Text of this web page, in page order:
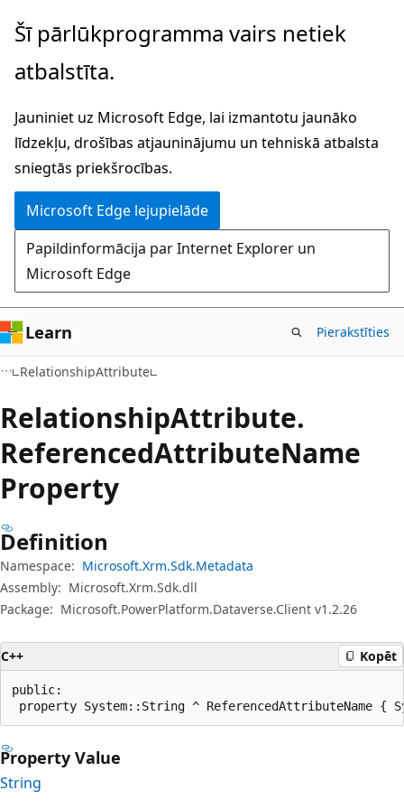
Pāriet
galveno
Pāriet
lapas
Šī pārlūkprogramma vairs netiek
atbalstīta.
Jauniniet uz Microsoft Edge, lai izmantotu jaunāko
līdzekļu, drošības atjauninājumu un tehniskā atbalsta
sniegtās priekšrocības.
Microsoft Edge lejupielāde
Papildinformācija par Internet Explorer un
Microsoft Edge
Learn Pierakstīties
RelationshipAttribute
RelationshipAttribute.
ReferencedAttributeName
Property
Definition
Namespace: Microsoft.Xrm.Sdk.Metadata
Assembly: Microsoft.Xrm.Sdk.dll
Package: Microsoft.PowerPlatform.Dataverse.Client v1.2.26
C++ Kopēt
public:
property System::String ^
Property Value
String